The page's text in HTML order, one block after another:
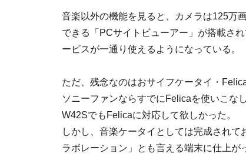
音楽以外の機能を見ると、カメラは125万
できる「PCサイトビューアー」が搭載さ
ービスが一通り使えるようになっている。
ただ、残念なのはおサイフケータイ・
ソニーファンならすでにFelicaを使いこな
W42SでもFelicaに対応して欲しかった。
しかし、音楽ケータイとしては完成され
ラボレーション」とも言える端末に仕上が